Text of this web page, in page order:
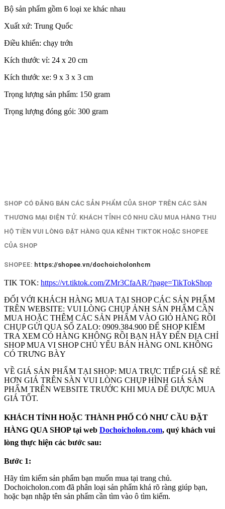
Bộ sản phẩm gồm 6 loại xe khác nhau
Xuất xứ: Trung Quốc
Điều khiển: chạy trớn
Kích thước vỉ: 24 x 20 cm
Kích thước xe: 9 x 3 x 3 cm
Trọng lượng sản phẩm: 150 gram
Trọng lượng đóng gói: 300 gram
SHOP CÓ ĐĂNG BÁN CÁC SẢN PHẨM CỦA SHOP TRÊN CÁC SÀN
THƯƠNG MẠI ĐIỆN TỬ. KHÁCH TỈNH CÓ NHU CẦU MUA HÀNG THU
HỘ TIỀN VUI LÒNG ĐẶT HÀNG QUA KÊNH TIKTOK HOẶC SHOPEE
CỦA SHOP
SHOPEE: https://shopee.vn/dochoicholonhcm
TIK TOK: https://vt.tiktok.com/ZMr3CfaAR/?page=TikTokShop
ĐỐI VỚI KHÁCH HÀNG MUA TẠI SHOP CÁC SẢN PHẨM
TRÊN WEBSITE: VUI LÒNG CHỤP ẢNH SẢN PHẨM CẦN
MUA HOẶC THÊM CÁC SẢN PHẨM VÀO GIỎ HÀNG RỒI
CHỤP GỬI QUA SỐ ZALO: 0909.384.900 ĐỂ SHOP KIÊM
TRA XEM CÓ HÀNG KHÔNG RỒI BẠN HÃY ĐẾN ĐỊA CHỈ
SHOP MUA VI SHOP CHỦ YẾU BÁN HÀNG ONL KHÔNG
CÓ TRƯNG BÀY
VỀ GIÁ SẢN PHẨM TẠI SHOP: MUA TRỰC TIẾP GIÁ SẼ RẺ
HƠN GIÁ TRÊN SÀN VUI LÒNG CHỤP HÌNH GIÁ SẢN
PHẨM TRÊN WEBSITE TRƯỚC KHI MUA ĐẾ ĐƯỢC MUA
GIÁ TỐT.
KHÁCH TỈNH HOẶC THÀNH PHỐ CÓ NHƯ CẦU ĐẶT
HÀNG QUA SHOP tại web Dochoicholon.com, quý khách vui
lòng thực hiện các bước sau:
Bước 1:
Hãy tìm kiếm sản phẩm bạn muốn mua tại trang chủ.
Dochoicholon.com đã phân loại sản phẩm khá rõ ràng giúp bạn,
hoặc bạn nhập tên sản phẩm cần tìm vào ô tìm kiếm.